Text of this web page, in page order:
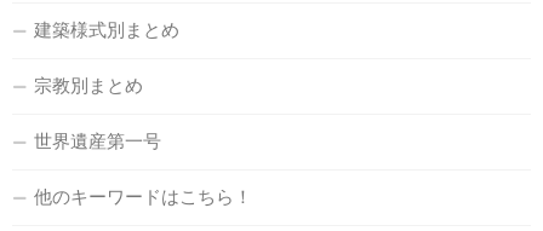
建築様式別まとめ
宗教別まとめ
世界遺産第一号
他のキーワードはこちら！